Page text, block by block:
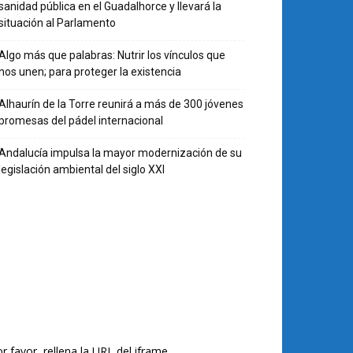
pública en el Guadalhorce y llevará la
al Parlamento
más que palabras: Nutrir los vínculos que
unen; para proteger la existencia
de la Torre reunirá a más de 300 jóvenes
del pádel internacional
impulsa la mayor modernización de su
ambiental del siglo XXI